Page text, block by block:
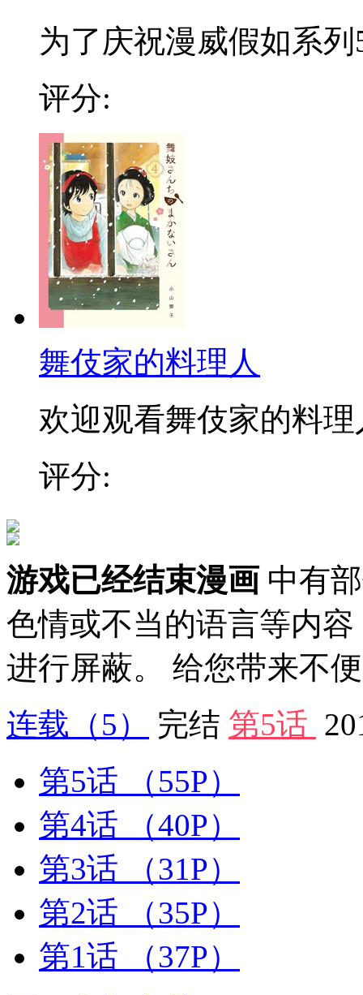
为了庆祝漫威假如系列
评分:
舞伎家的料理人
欢迎观看舞伎家的料理
评分:
游戏已经结束漫画 中有
色情或不当的语言等内
进行屏蔽。 给您带来不
连载 （5） 完结 第5话
第5话
（55P）
第4话
（40P）
第3话
（31P）
第2话
（35P）
第1话
（37P）